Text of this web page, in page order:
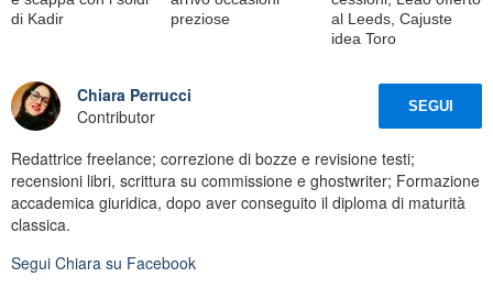
di Kadir
preziose
al Leeds, Cajuste
idea Toro
Chiara Perrucci
Contributor
SEGUI
Redattrice freelance; correzione di bozze e revisione testi;
recensioni libri, scrittura su commissione e ghostwriter; Formazione
accademica giuridica, dopo aver conseguito il diploma di maturità
classica.
Segui Chiara su Facebook